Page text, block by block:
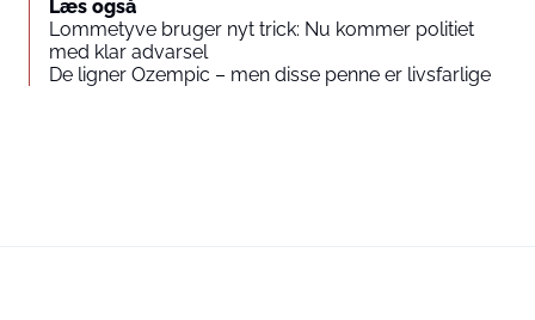
Læs også
Lommetyve bruger nyt trick: Nu kommer politiet
med klar advarsel
De ligner Ozempic – men disse penne er livsfarlige